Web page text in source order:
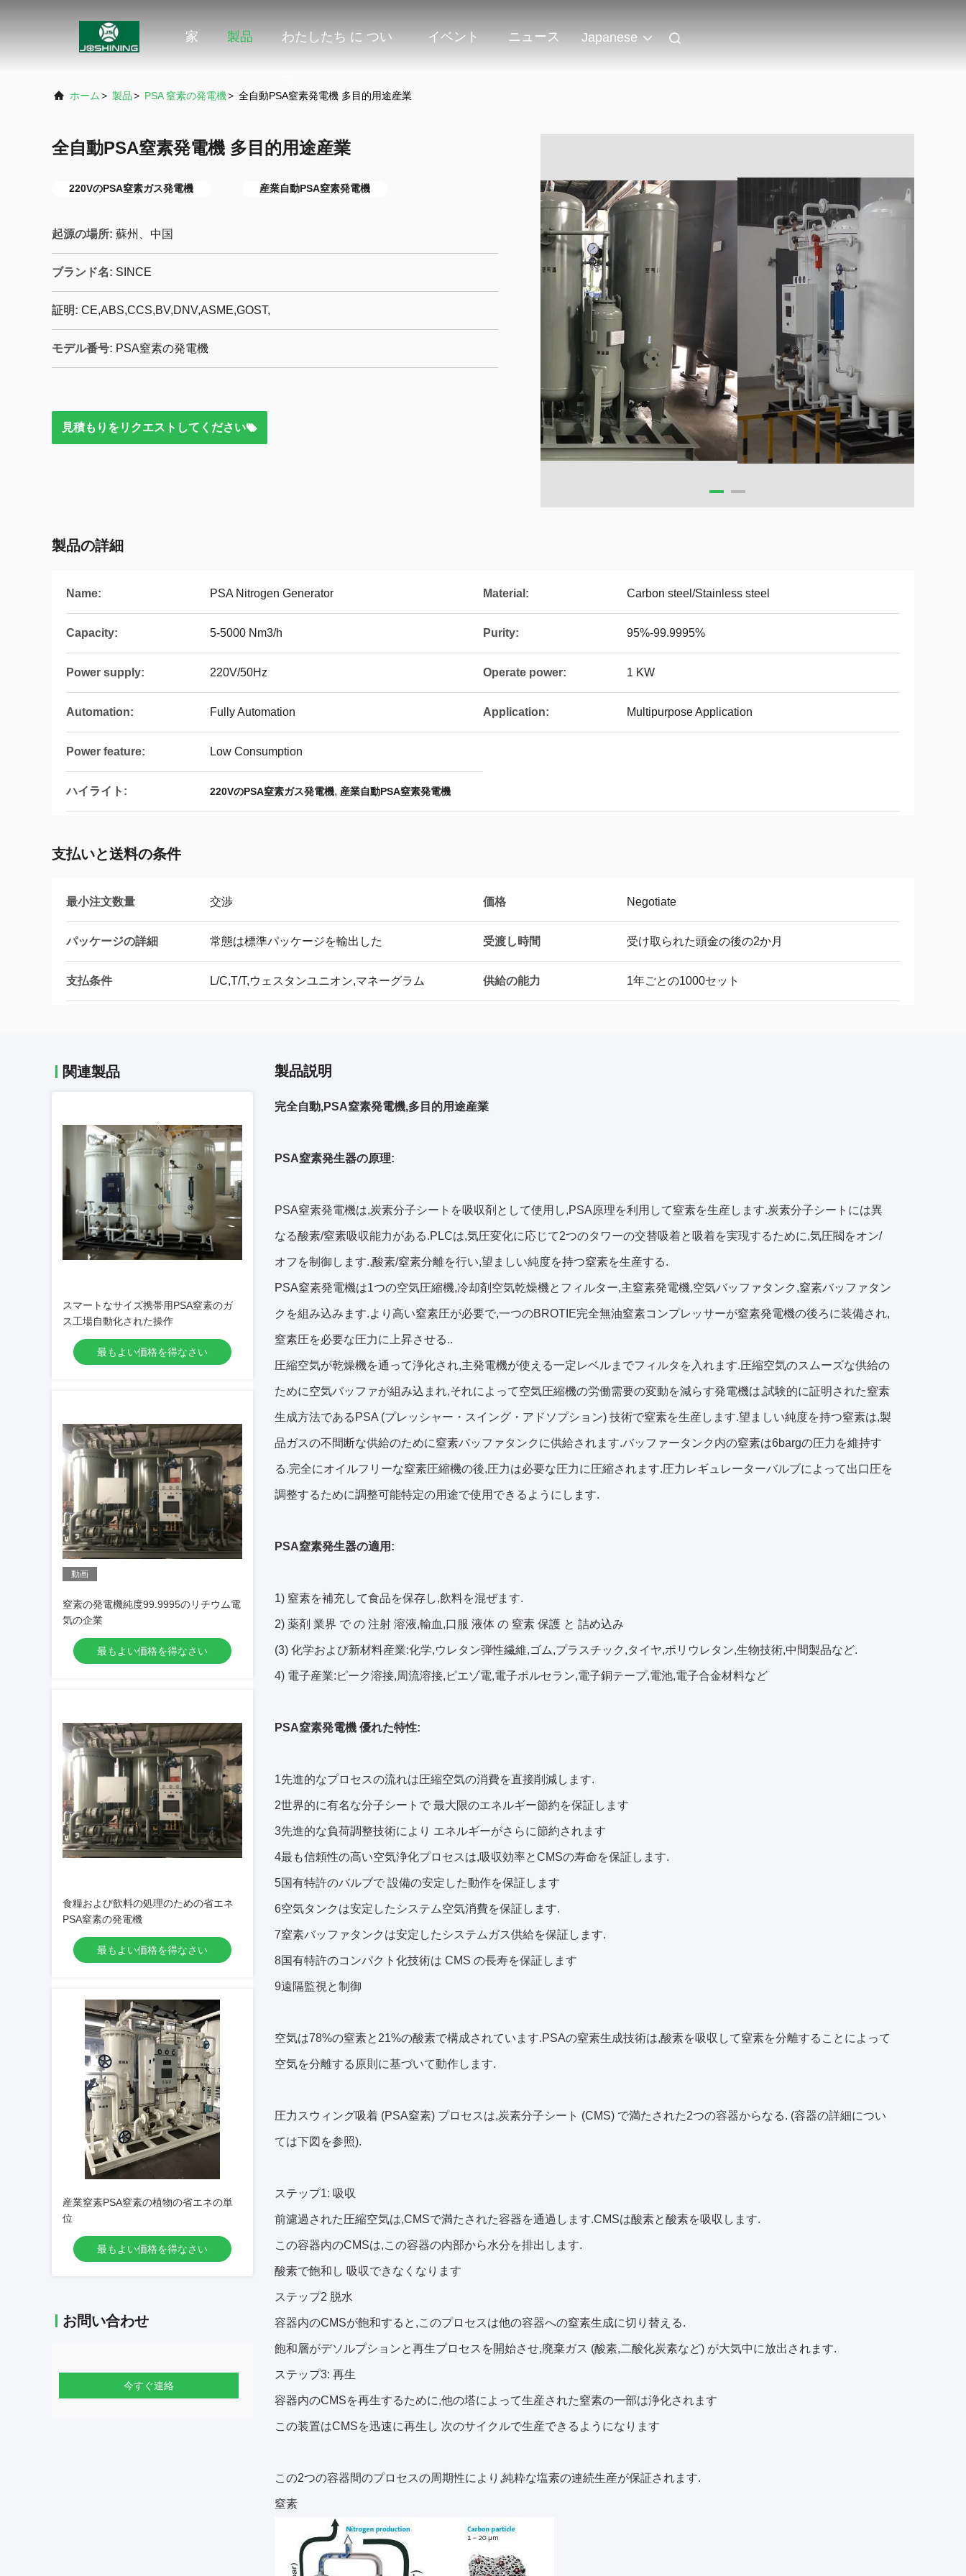
家 製品 わたしたち に つい イベント ニュース Japanese
ホーム > 製品> PSA 窒素の発電機> 全自動PSA窒素発電機 多目的用途産業
全自動PSA窒素発電機 多目的用途産業
220VのPSA窒素ガス発電機 産業自動PSA窒素発電機
起源の場所: 蘇州、中国
ブランド名: SINCE
証明: CE,ABS,CCS,BV,DNV,ASME,GOST,
モデル番号: PSA窒素の発電機
見積もりをリクエストしてください
製品の詳細
Name: PSA Nitrogen Generator Material: Carbon steel/Stainless steel
Capacity: 5-5000 Nm3/h Purity: 95%-99.9995%
Power supply: 220V/50Hz Operate power: 1 KW
Automation: Fully Automation Application: Multipurpose Application
Power feature: Low Consumption
ハイライト: 220VのPSA窒素ガス発電機, 産業自動PSA窒素発電機
支払いと送料の条件
最小注文数量 交渉 価格 Negotiate
パッケージの詳細 常態は標準パッケージを輸出した 受渡し時間 受け取られた頭金の後の2か月
支払条件 L/C,T/T,ウェスタンユニオン,マネーグラム 供給の能力 1年ごとの1000セット
関連製品
スマートなサイズ携帯用PSA窒素のガ
ス工場自動化された操作
最もよい価格を得なさい
動画
窒素の発電機純度99.9995のリチウム電
気の企業
最もよい価格を得なさい
食糧および飲料の処理のための省エネ
PSA窒素の発電機
最もよい価格を得なさい
産業窒素PSA窒素の植物の省エネの単
位
最もよい価格を得なさい
お問い合わせ
今すぐ連絡
製品説明
完全自動,PSA窒素発電機,多目的用途産業
PSA窒素発生器の原理:
PSA窒素発電機は,炭素分子シートを吸収剤として使用し,PSA原理を利用して窒素を生産します.炭素分子シートには異
なる酸素/窒素吸収能力がある.PLCは,気圧変化に応じて2つのタワーの交替吸着と吸着を実現するために,気圧閥をオン/
オフを制御します.,酸素/窒素分離を行い,望ましい純度を持つ窒素を生産する.
PSA窒素発電機は1つの空気圧縮機,冷却剤空気乾燥機とフィルター,主窒素発電機,空気バッファタンク,窒素バッファタン
クを組み込みます.より高い窒素圧が必要で,一つのBROTIE完全無油窒素コンプレッサーが窒素発電機の後ろに装備され,
窒素圧を必要な圧力に上昇させる..
圧縮空気が乾燥機を通って浄化され,主発電機が使える一定レベルまでフィルタを入れます.圧縮空気のスムーズな供給の
ために空気バッファが組み込まれ,それによって空気圧縮機の労働需要の変動を減らす発電機は,試験的に証明された窒素
生成方法であるPSA (プレッシャー・スイング・アドソプション) 技術で窒素を生産します.望ましい純度を持つ窒素は,製
品ガスの不間断な供給のために窒素バッファタンクに供給されます.バッファータンク内の窒素は6bargの圧力を維持す
る.完全にオイルフリーな窒素圧縮機の後,圧力は必要な圧力に圧縮されます.圧力レギュレーターバルブによって出口圧を
調整するために調整可能特定の用途で使用できるようにします.
PSA窒素発生器の適用:
1) 窒素を補充して食品を保存し,飲料を混ぜます.
2) 薬剤 業界 で の 注射 溶液,輸血,口服 液体 の 窒素 保護 と 詰め込み
(3) 化学および新材料産業:化学,ウレタン弾性繊維,ゴム,プラスチック,タイヤ,ポリウレタン,生物技術,中間製品など.
4) 電子産業:ピーク溶接,周流溶接,ピエゾ電,電子ポルセラン,電子銅テープ,電池,電子合金材料など
PSA窒素発電機 優れた特性:
1先進的なプロセスの流れは圧縮空気の消費を直接削減します.
2世界的に有名な分子シートで 最大限のエネルギー節約を保証します
3先進的な負荷調整技術により エネルギーがさらに節約されます
4最も信頼性の高い空気浄化プロセスは,吸収効率とCMSの寿命を保証します.
5国有特許のバルブで 設備の安定した動作を保証します
6空気タンクは安定したシステム空気消費を保証します.
7窒素バッファタンクは安定したシステムガス供給を保証します.
8国有特許のコンパクト化技術は CMS の長寿を保証します
9遠隔監視と制御
空気は78%の窒素と21%の酸素で構成されています.PSAの窒素生成技術は,酸素を吸収して窒素を分離することによって
空気を分離する原則に基づいて動作します.
圧力スウィング吸着 (PSA窒素) プロセスは,炭素分子シート (CMS) で満たされた2つの容器からなる. (容器の詳細につい
ては下図を参照).
ステップ1: 吸収
前濾過された圧縮空気は,CMSで満たされた容器を通過します.CMSは酸素と酸素を吸収します.
この容器内のCMSは,この容器の内部から水分を排出します.
酸素で飽和し 吸収できなくなります
ステップ2 脱水
容器内のCMSが飽和すると,このプロセスは他の容器への窒素生成に切り替える.
飽和層がデソルプションと再生プロセスを開始させ,廃棄ガス (酸素,二酸化炭素など) が大気中に放出されます.
ステップ3: 再生
容器内のCMSを再生するために,他の塔によって生産された窒素の一部は浄化されます
この装置はCMSを迅速に再生し 次のサイクルで生産できるようになります
この2つの容器間のプロセスの周期性により,純粋な塩素の連続生産が保証されます.
窒素